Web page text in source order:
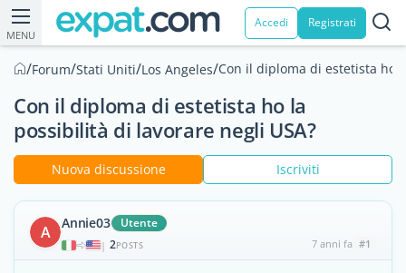
MENU
Accedi Registrati
/Forum/Stati Uniti/Los Angeles/Con il diploma di estetista ho
Con il diploma di estetista ho la
possibilità di lavorare negli USA?
Nuova discussione Iscriviti
A Annie03 Utente
| 2POSTS 7 anni fa #1